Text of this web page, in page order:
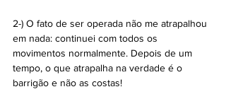
2-) O fato de ser operada não me atrapalhou
em nada: continuei com todos os
movimentos normalmente. Depois de um
tempo, o que atrapalha na verdade é o
barrigão e não as costas!